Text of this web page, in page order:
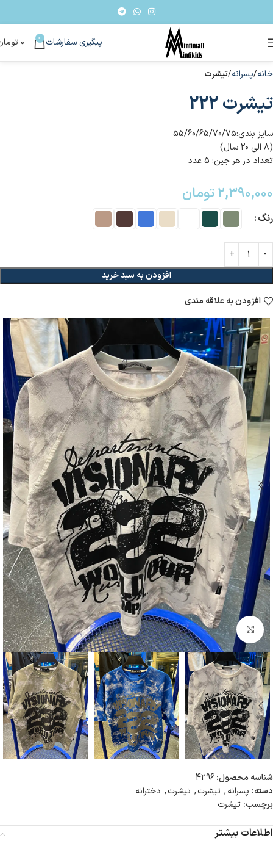
پیگیری سفارشات 0 ۰
خانه پسرانه تیشرت
تیشرت 222
سایز بندی:55/60/65/70/75
(۸ الی ۲۰ سال)
تعداد در هر جین: 5 عدد
۲,۳۹۰,۰۰۰تومان
رنگ
افزودن به سبد خرید
افزودن به علاقه مندی
بزرگنمایی تصویر
شناسه محصول:4296
دسته: پسرانه, تیشرت, تیشرت, دخترانه
برچسب: تیشرت
اطلاعات بیشتر